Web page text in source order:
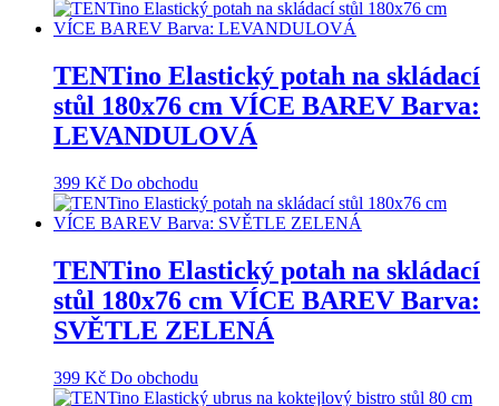
TENTino Elastický potah na skládací
stůl 180x76 cm VÍCE BAREV Barva:
LEVANDULOVÁ
399 Kč Do obchodu
TENTino Elastický potah na skládací
stůl 180x76 cm VÍCE BAREV Barva:
SVĚTLE ZELENÁ
399 Kč Do obchodu